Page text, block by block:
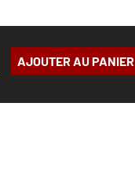
AJOUTER AU PANIER